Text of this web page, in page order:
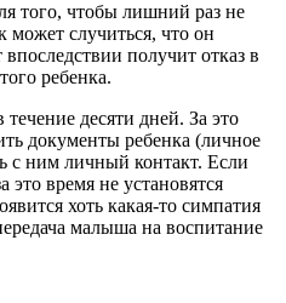
того, чтобы лишний раз не
может случиться, что он
получит отказ в
ребенка.
десяти дней. За это
документы ребенка (личное
с ним личный контакт. Если
время не установятся
хоть какая-то симпатия
малыша на воспитание